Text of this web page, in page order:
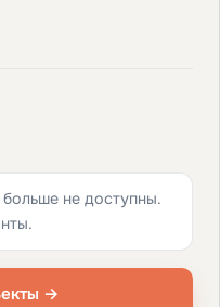
не доступны.
→